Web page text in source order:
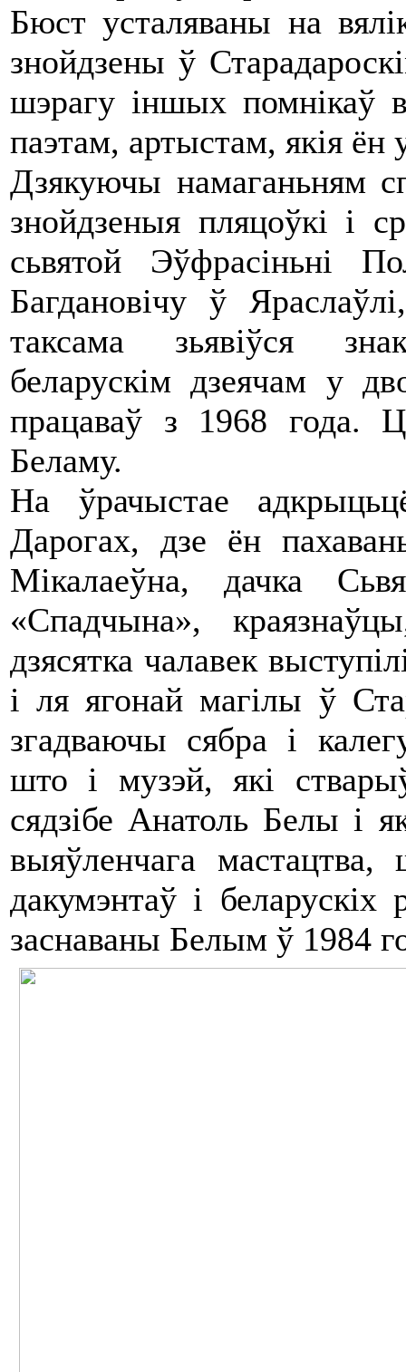
Бюст усталяваны на
знойдзены ў
шэрагу іншых помнікаў
паэтам, артыстам, якія ён
Дзякуючы намаганьням
знойдзеныя пляцоўкі і
сьвятой Эўфрасіньні
Багдановічу ў
таксама зьявіўся
беларускім дзеячам у
працаваў з 1968 года.
Беламу.
На ўрачыстае
Дарогах, дзе ён
Мікалаеўна, дачка
«Спадчына»,
дзясятка чалавек
і ля ягонай магілы ў
згадваючы сябра і
што і музэй, які
сядзібе Анатоль Белы і
выяўленчага
дакумэнтаў і
заснаваны Белым ў 1984